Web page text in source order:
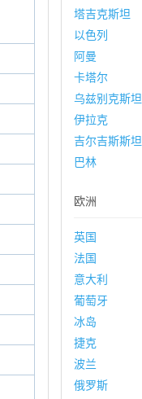
塔吉克斯坦
以色列
阿曼
卡塔尔
乌兹别克斯坦
伊拉克
吉尔吉斯斯坦
巴林
欧洲
英国
法国
意大利
葡萄牙
冰岛
捷克
波兰
俄罗斯